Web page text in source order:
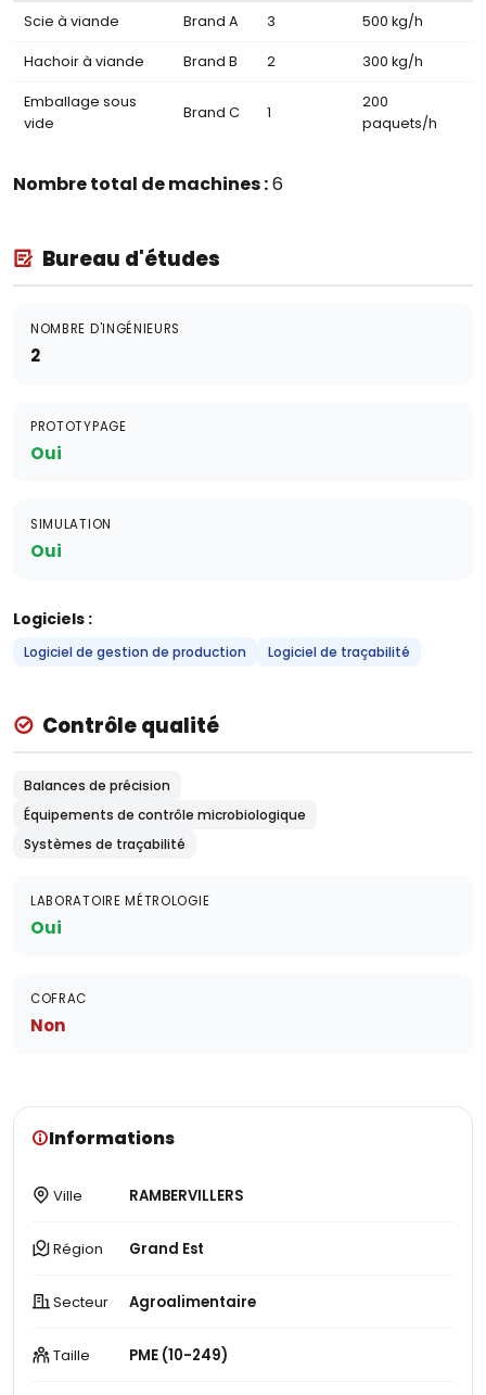
Scie à viande Brand A 3 500 kg/h
Hachoir à viande Brand B 2 300 kg/h
Emballage sous
vide
Brand C 1
200
paquets/h
Nombre total de machines :6
Bureau d'études
NOMBRE D'INGÉNIEURS
2
PROTOTYPAGE
Oui
SIMULATION
Oui
Logiciels :
Logiciel de gestion de production Logiciel de traçabilité
Contrôle qualité
Balances de précision
Équipements de contrôle microbiologique
Systèmes de traçabilité
LABORATOIRE MÉTROLOGIE
Oui
COFRAC
Non
Informations
Ville RAMBERVILLERS
Région Grand Est
Secteur Agroalimentaire
Taille PME (10-249)